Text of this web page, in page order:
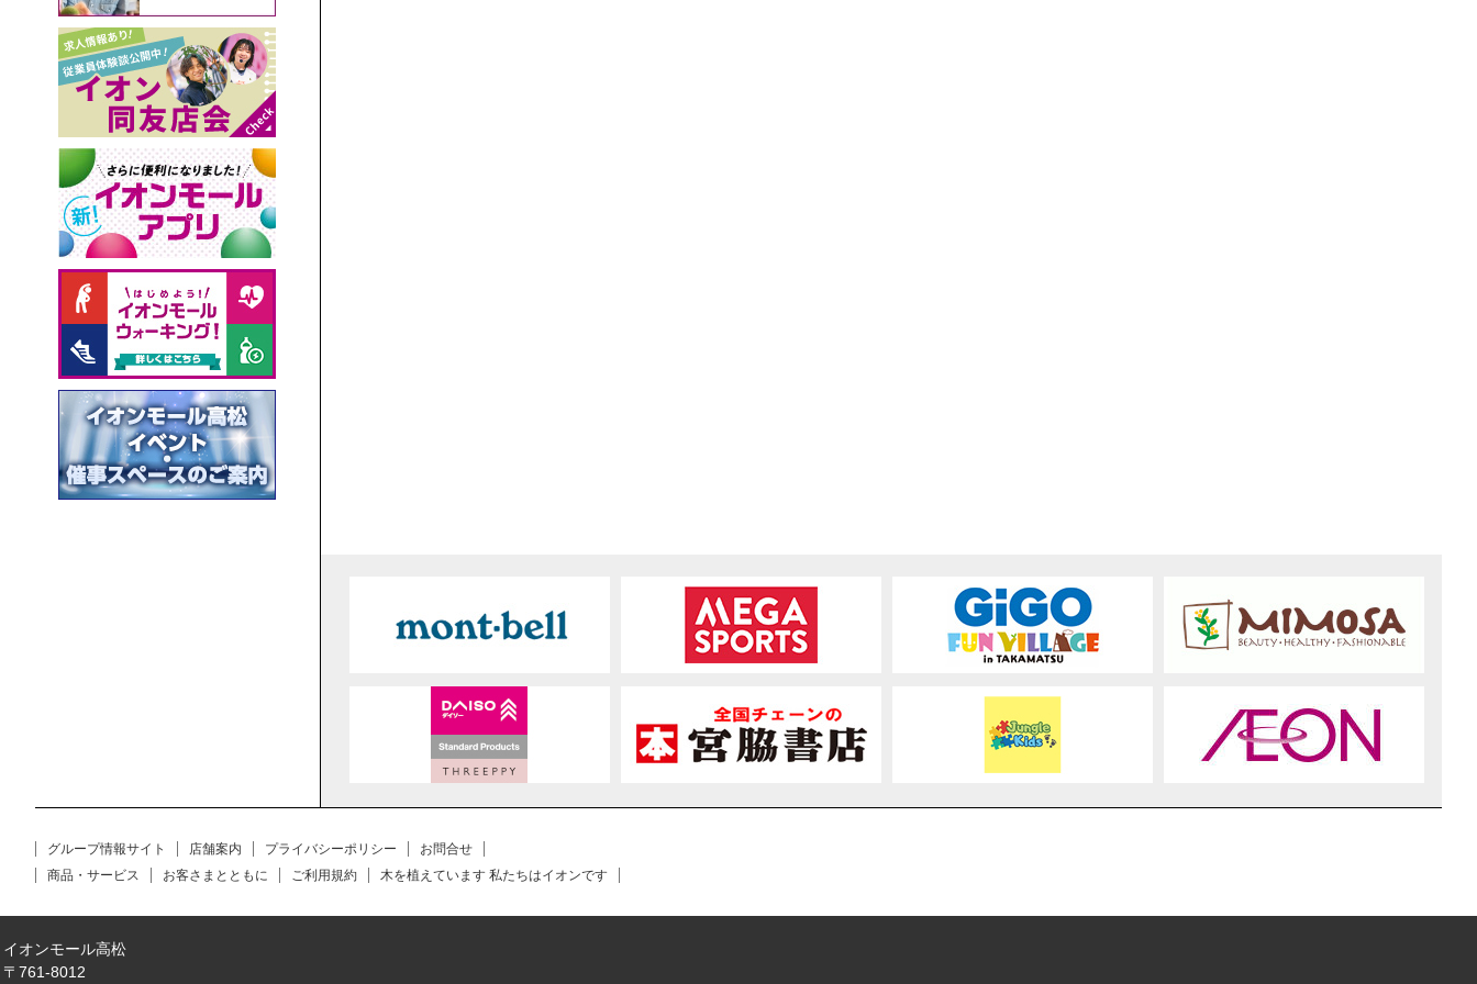
グループ情報サイト 店舗案内 プライバシーポリシー
お問合せ
商品・サービス
お客さまとともに ご利用規約 木を植えています 私たちはイオンです
イオンモール高松
〒761-8012